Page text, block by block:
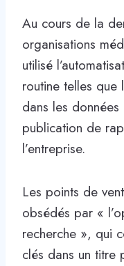
Au cours de la
organisations
utilisé
routine telles que
dans les
publication de
l’entreprise.
Les points de
obsédés par «
recherche », qui
clés dans un titre